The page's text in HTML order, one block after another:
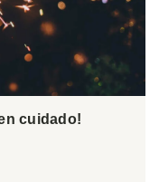
cuidado!